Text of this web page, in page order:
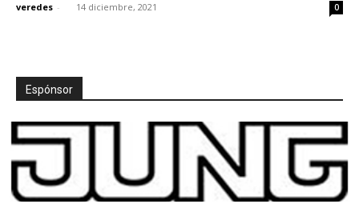
veredes - 14 diciembre, 2021 0
Espónsor